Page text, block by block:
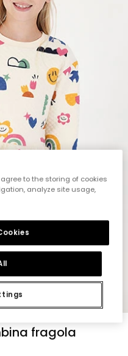
Inizio ordine
4
fragola
agree to the storing of cookies
analyze site usage,